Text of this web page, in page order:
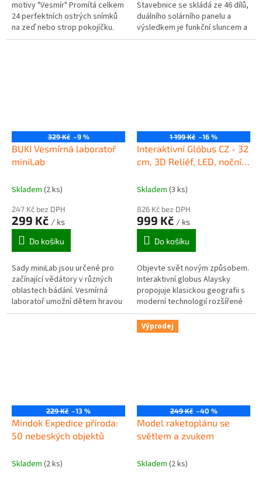
motivy "Vesmír" Promítá celkem
24 perfektních ostrých snímků
na zeď nebo strop pokojíčku.
Snímky jsou na třech výměnných
Stavebnice se skládá ze 46 dílů,
duálního solárního panelu a
výsledkem je funkční sluncem a
motorem poháněné průzkumné
329 Kč –9 %
BUKI Vesmírná laboratoř
miniLab
Skladem (2 ks)
247 Kč bez DPH
299 Kč / ks
Do košíku
Sady miniLab jsou určené pro
začínající vědátory v různých
oblastech bádání. Vesmírná
laboratoř umožní dětem hravou
formou proniknout do
1 199 Kč –16 %
Interaktivní Glóbus CZ - 32
cm, 3D Reliéf, LED, noční
Skladem (3 ks)
826 Kč bez DPH
999 Kč / ks
Do košíku
Objevte svět novým způsobem.
Interaktivní globus Alaysky
propojuje klasickou geografii s
moderní technologií rozšířené
reality a přináší zábavné i hlubší
poznání planety Země...
229 Kč –13 %
Mindok Expedice příroda:
50 nebeských objektů
Skladem (2 ks)
Výprodej
249 Kč –40 %
Model raketoplánu se
světlem a zvukem
Skladem (2 ks)